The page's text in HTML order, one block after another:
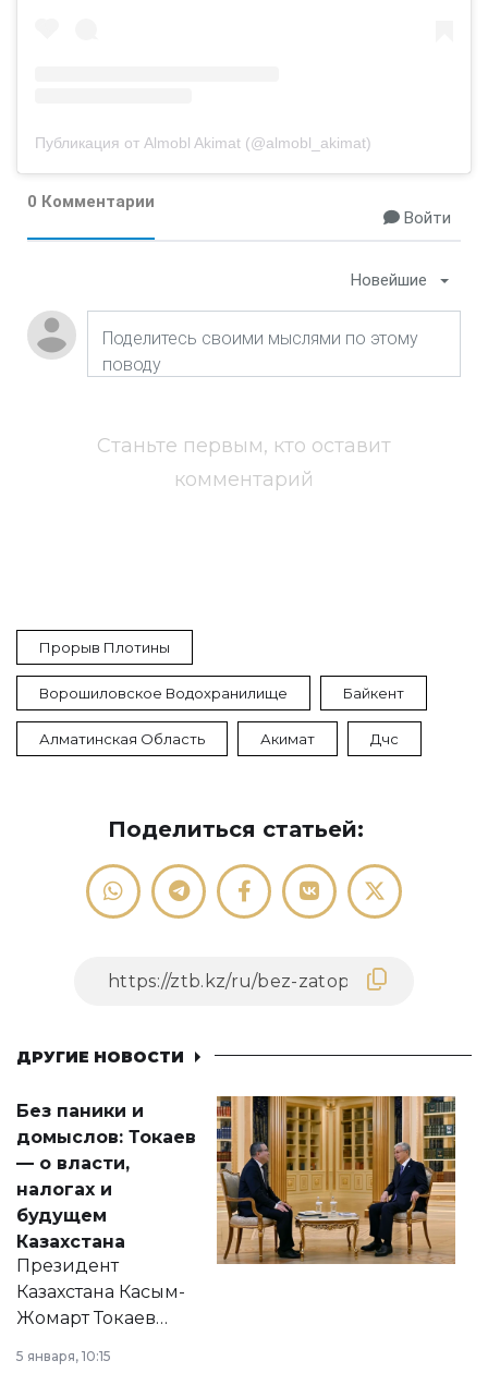
Публикация от Almobl Akimat (@almobl_akimat)
0 Комментарии
Войти
Новейшие
Станьте первым, кто оставит
комментарий
Прорыв Плотины
Ворошиловское Водохранилище Байкент
Алматинская Область Акимат Дчс
Поделиться статьей:
ДРУГИЕ НОВОСТИ
Без паники и
домыслов: Токаев
— о власти,
налогах и
будущем
Казахстана
Президент
Казахстана Касым-
Жомарт Токаев
сразу несколько
5 января, 10:15